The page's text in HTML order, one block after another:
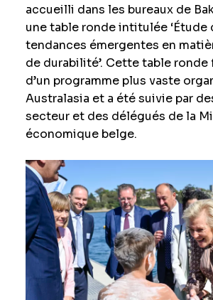
accueilli dans les bureaux de
une table ronde intitulée ‘Étude
tendances émergentes en
de durabilité’. Cette table
d’un programme plus vaste
Australasia et a été suivie par
secteur et des délégués de la
économique belge.